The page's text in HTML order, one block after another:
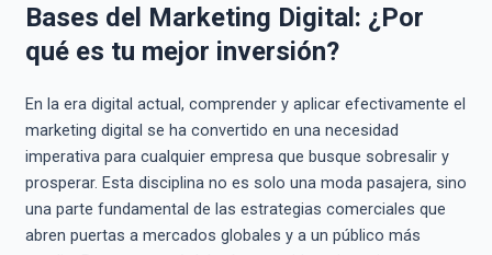
Bases del Marketing Digital: ¿Por
qué es tu mejor inversión?
En la era digital actual, comprender y aplicar efectivamente el
marketing digital se ha convertido en una necesidad
imperativa para cualquier empresa que busque sobresalir y
prosperar. Esta disciplina no es solo una moda pasajera, sino
una parte fundamental de las estrategias comerciales que
abren puertas a mercados globales y a un público más